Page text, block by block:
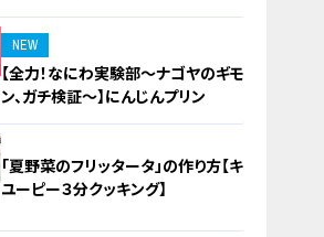
バラミンチの油そば
NEW
【全力！なにわ実験部～ナゴヤのギモ
ン、ガチ検証～】にんじんプリン
「夏野菜のフリッタータ」の作り方【キ
ユーピー３分クッキング】